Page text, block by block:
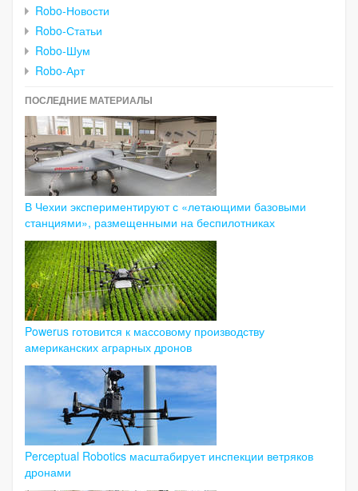
Robo-Новости
Robo-Статьи
Robo-Шум
Robo-Арт
ПОСЛЕДНИЕ МАТЕРИАЛЫ
В Чехии экспериментируют с «летающими базовыми
станциями», размещенными на беспилотниках
Powerus готовится к массовому производству
американских аграрных дронов
Perceptual Robotics масштабирует инспекции ветряков
дронами